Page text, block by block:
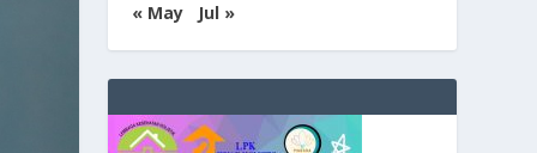
« May
Jul »